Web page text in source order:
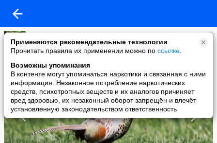
Применяются рекомендательные технологии
Прочитать правила их применении можно по ссылке
Возможны упоминания
В контенте могут упоминаться наркотики и связанная с ними
информация. Незаконное потребление наркотических
средств, психотропных веществ и их аналогов причиняет
вред здоровью, их незаконный оборот запрещён и влечёт
установленную законодательством ответственность
Елена Матяс
added a photo
23 Apr в 11:35